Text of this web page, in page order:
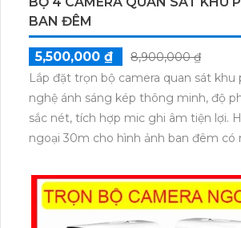
BAN ĐÊM
5,500,000 ₫
8,900,000 ₫
Lắp đặt trọn bộ camera quan sát khu
nghệ ánh sáng kép thông minh, độ
sắc nét, tích hợp mic ghi âm tiện lợi.
ngoại 30m cho hình ảnh ban đêm có
nước IP67 đảm bảo hoạt động bền
kiện thời tiết.